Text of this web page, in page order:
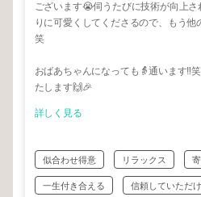
ございます😭伺うたびに技術が向上
りに可愛くしてくださるので、もう
笑
おばあちゃんになっても👵通います‼️
たします🙌🎉
詳しく見る
似合わせ得意 リラックス
一生付き合える 信頼していただ